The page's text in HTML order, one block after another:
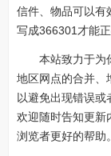
信件、物品可以有
写成366301才能正
本站致力于为
地区网点的合并、
以避免出现错误或
欢迎随时告知更新
浏览者更好的帮助。